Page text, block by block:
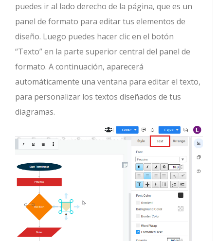
puedes ir al lado derecho de la página, que es un
panel de formato para editar tus elementos de
diseño. Luego puedes hacer clic en el botón
“Texto” en la parte superior central del panel de
formato. A continuación, aparecerá
automáticamente una ventana para editar el texto,
para personalizar los textos diseñados de tus
diagramas.